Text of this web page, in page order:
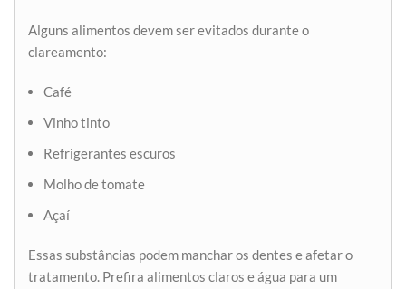
Alguns alimentos devem ser evitados durante o
clareamento:
Café
Vinho tinto
Refrigerantes escuros
Molho de tomate
Açaí
Essas substâncias podem manchar os dentes e afetar o
tratamento. Prefira alimentos claros e água para um